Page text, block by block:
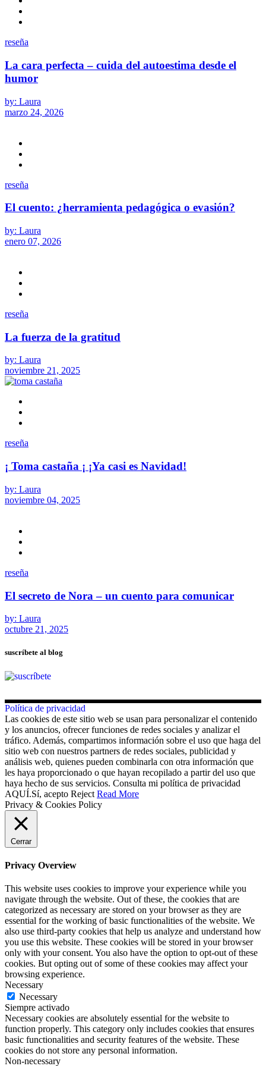
reseña
La cara perfecta – cuida del autoestima desde el
humor
by: Laura
marzo 24, 2026
reseña
El cuento: ¿herramienta pedagógica o evasión?
by: Laura
enero 07, 2026
reseña
La fuerza de la gratitud
by: Laura
noviembre 21, 2025
reseña
¡ Toma castaña ¡ ¡Ya casi es Navidad!
by: Laura
noviembre 04, 2025
reseña
El secreto de Nora – un cuento para comunicar
by: Laura
octubre 21, 2025
suscríbete al blog
Política de privacidad
Las cookies de este sitio web se usan para personalizar el contenido
y los anuncios, ofrecer funciones de redes sociales y analizar el
tráfico. Además, compartimos información sobre el uso que haga del
sitio web con nuestros partners de redes sociales, publicidad y
análisis web, quienes pueden combinarla con otra información que
les haya proporcionado o que hayan recopilado a partir del uso que
haya hecho de sus servicios. Consulta mi política de privacidad
AQUÍ.Sí, acepto Reject Read More
Privacy & Cookies Policy
Cerrar
Privacy Overview
This website uses cookies to improve your experience while you
navigate through the website. Out of these, the cookies that are
categorized as necessary are stored on your browser as they are
essential for the working of basic functionalities of the website. We
also use third-party cookies that help us analyze and understand how
you use this website. These cookies will be stored in your browser
only with your consent. You also have the option to opt-out of these
cookies. But opting out of some of these cookies may affect your
browsing experience.
Necessary
Necessary
Siempre activado
Necessary cookies are absolutely essential for the website to
function properly. This category only includes cookies that ensures
basic functionalities and security features of the website. These
cookies do not store any personal information.
Non-necessary